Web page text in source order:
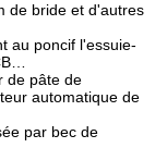
de bride et d'autres
au poncif l'essuie-
de pâte de
automatique de
par bec de